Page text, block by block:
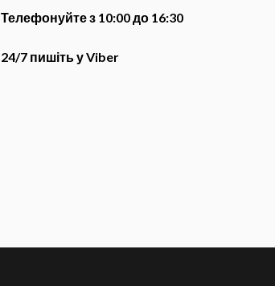
Телефонуйте з 10:00 до 16:30
24/7 пишіть у Viber